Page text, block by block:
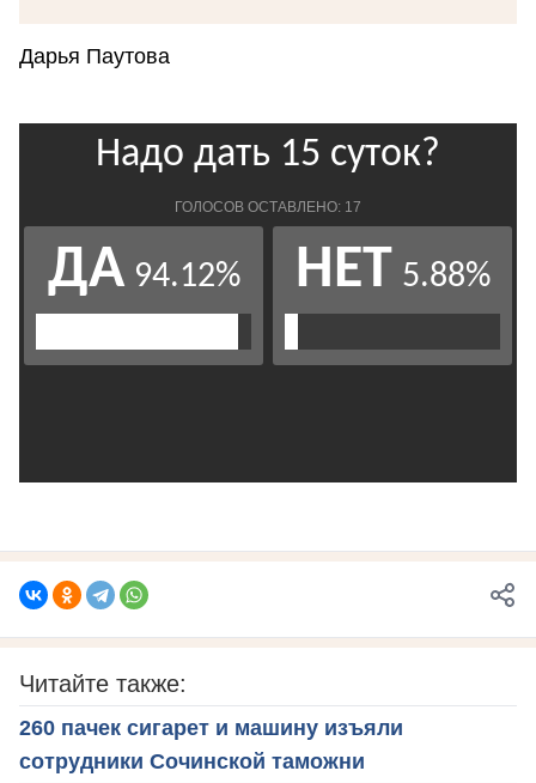
Дарья Паутова
Читайте также:
260 пачек сигарет и машину изъяли
сотрудники Сочинской таможни